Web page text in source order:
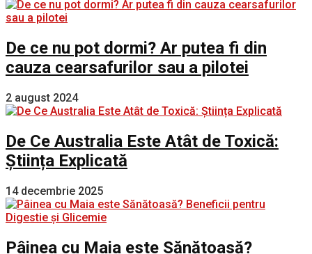
De ce nu pot dormi? Ar putea fi din
cauza cearsafurilor sau a pilotei
2 august 2024
De Ce Australia Este Atât de Toxică:
Știința Explicată
14 decembrie 2025
Pâinea cu Maia este Sănătoasă?